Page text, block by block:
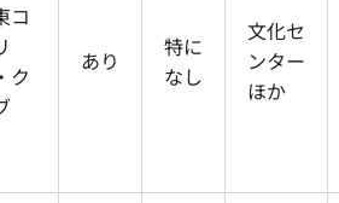
コ
ク
あり
特に
なし
文化セ
ンター
ほか